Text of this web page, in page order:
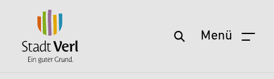
Zum Hauptinhalt springen Menü